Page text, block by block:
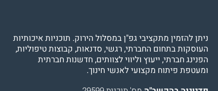
ניתן להזמין מתקציבי גפ"ן במסלול הירוק. תוכניות איכותיות
העוסקות בתחום החברתי, רגשי, סדנאות, קבוצות טיפוליות,
הפנינג חברתי, ייעוץ וליווי לצוותים, חדשנות חברתית
ומעטפת פיתוח מקצועי לאנשי חינוך.